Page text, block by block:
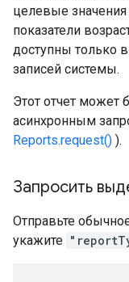
целевые
показатели
доступны только
записей системы.
Этот отчет может
асинхронным
Reports.request() ).
Запросить
Отправьте
укажите